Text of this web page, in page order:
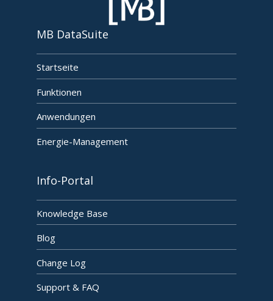
MB DataSuite
Startseite
Funktionen
Anwendungen
Energie-Management
Info-Portal
Knowledge Base
Blog
Change Log
Support & FAQ